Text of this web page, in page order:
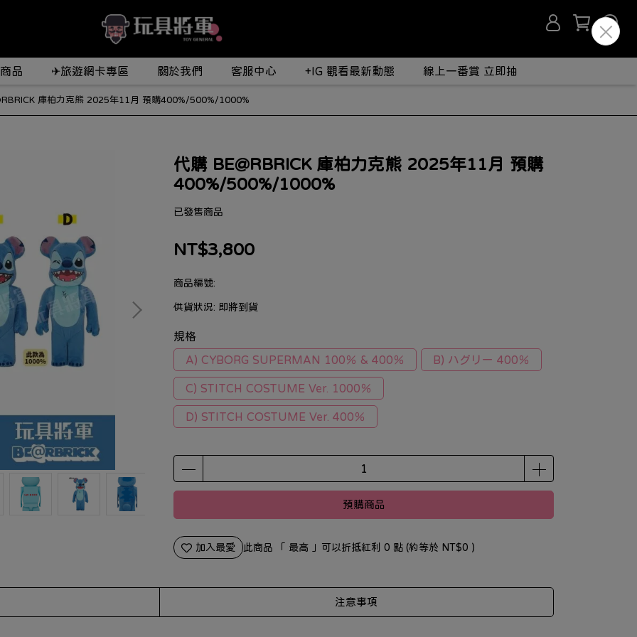
品 ✈旅遊網卡專區 關於我們 客服中心 +IG 觀看最新動態 線上一番賞 立即抽
庫柏力克熊 2025年11月 預購400%/500%/1000%
代購 BE@RBRICK 庫柏力克熊 2025年11月 預購
400%/500%/1000%
已發售商品
NT$3,800
商品編號:
供貨狀況: 即將到貨
規格
A) CYBORG SUPERMAN 100％ & 400％
B) ハグリー 400％
C) STITCH COSTUME Ver. 1000％
D) STITCH COSTUME Ver. 400％
預購商品
加入最愛 此商品 「 最高 」可以折抵紅利 0 點 (約等於 NT$0 )
注意事項